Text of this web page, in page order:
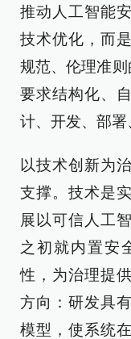
推动人工智能
技术优化，而
规范、伦理准
要求结构化、
计、开发、部署
以技术创新为
支撑。技术是
展以可信人工
之初就内置安
性，为治理提
方向：研发具
模型，使系统